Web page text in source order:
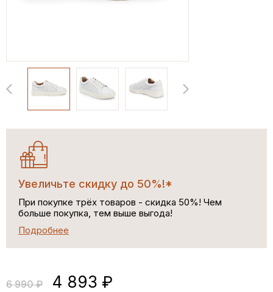
Увеличьте скидку до 50%!*
При покупке трёх товаров - скидка 50%! Чем
больше покупка, тем выше выгода!
Подробнее
6 990 ₽ 4 893 ₽